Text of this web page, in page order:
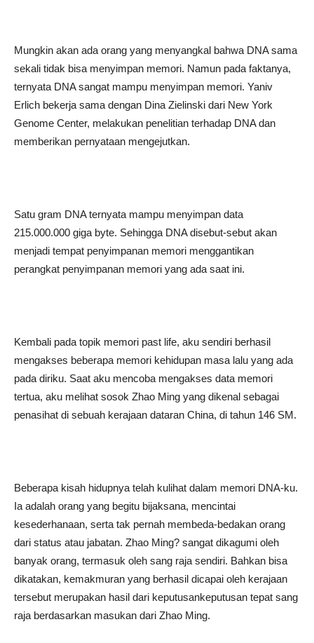
Mungkin akan ada orang yang menyangkal bahwa DNA sama
sekali tidak bisa menyimpan memori. Namun pada faktanya,
ternyata DNA sangat mampu menyimpan memori. Yaniv
Erlich bekerja sama dengan Dina Zielinski dari New York
Genome Center, melakukan penelitian terhadap DNA dan
memberikan pernyataan mengejutkan.
Satu gram DNA ternyata mampu menyimpan data
215.000.000 giga byte. Sehingga DNA disebut-sebut akan
menjadi tempat penyimpanan memori menggantikan
perangkat penyimpanan memori yang ada saat ini.
Kembali pada topik memori past life, aku sendiri berhasil
mengakses beberapa memori kehidupan masa lalu yang ada
pada diriku. Saat aku mencoba mengakses data memori
tertua, aku melihat sosok Zhao Ming yang dikenal sebagai
penasihat di sebuah kerajaan dataran China, di tahun 146 SM.
Beberapa kisah hidupnya telah kulihat dalam memori DNA-ku.
Ia adalah orang yang begitu bijaksana, mencintai
kesederhanaan, serta tak pernah membeda-bedakan orang
dari status atau jabatan. Zhao Ming? sangat dikagumi oleh
banyak orang, termasuk oleh sang raja sendiri. Bahkan bisa
dikatakan, kemakmuran yang berhasil dicapai oleh kerajaan
tersebut merupakan hasil dari keputusankeputusan tepat sang
raja berdasarkan masukan dari Zhao Ming.